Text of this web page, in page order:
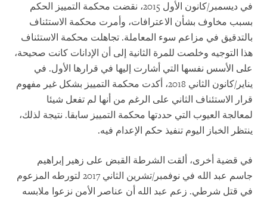
في ديسمبر/كانون الأول 2015، نقضت محكمة التمييز الحكم
بسبب مخاوف بشأن الاعترافات، وأمرت محكمة الاستئناف
بالتدقيق في مزاعم سوء المعاملة. تجاهلت محكمة الاستئناف
هذا التوجيه وخلصت للمرة الثانية إلى أن الإدانات كانت صحيحة،
على الأسس نفسها التي أشارت إليها في قرارها الأول. في
يناير/كانون الثاني 2018، أكدت محكمة التمييز بشكل غير مفهوم
قرار الاستئناف الثاني على الرغم من أنها لم تفعل شيئا
لمعالجة العيوب التي حددتها محكمة التمييز سابقا. نتيجة لذلك،
ينتظر الخباز اليوم تنفيذ حكم الإعدام فيه.
في قضية أخرى، ألقت الشرطة القبض على زهير إبراهيم
جاسم عبد الله في نوفمبر/تشرين الثاني 2017 لتورطه المزعوم
في قتل شرطي. زعم عبد الله أن عناصر الأمن نزعوا ملابسه